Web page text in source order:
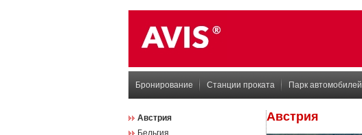
Бронирование Станции проката Парк автомобилей
Австрия
Бельгия
Австрия